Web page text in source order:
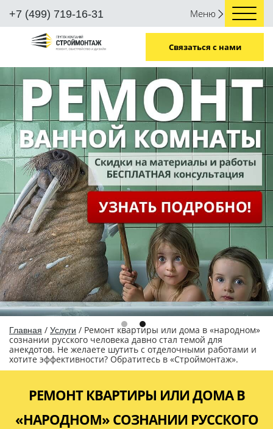
+7 (499) 719-16-31 Меню
Связаться с нами
Главная / Услуги / Ремонт квартиры или дома в «народном»
сознании русского человека давно стал темой для
анекдотов. Не желаете шутить с отделочными работами и
хотите эффективности? Обратитесь в «Строймонтаж».
РЕМОНТ КВАРТИРЫ ИЛИ ДОМА В
«НАРОДНОМ» СОЗНАНИИ РУССКОГО